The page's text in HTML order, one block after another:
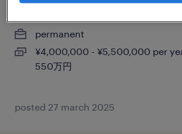
permanent
¥4,000,000 - ¥5,500,000 per
550万円
posted 27 march 2025